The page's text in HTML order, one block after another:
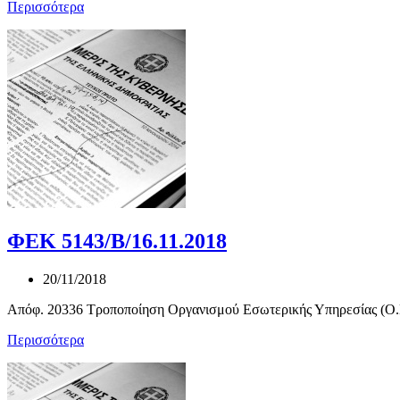
Περισσότερα
ΦΕΚ 5143/Β/16.11.2018
20/11/2018
Απόφ. 20336 Τροποποίηση Οργανισμού Εσωτερικής Υπηρεσίας
Περισσότερα